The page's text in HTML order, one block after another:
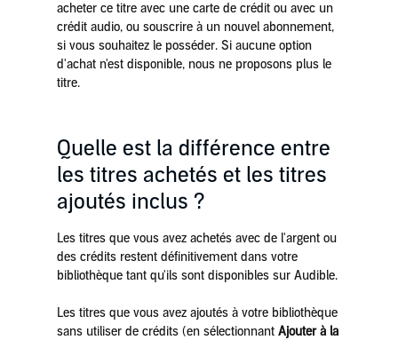
acheter ce titre avec une carte de crédit ou avec un
crédit audio, ou souscrire à un nouvel abonnement,
si vous souhaitez le posséder. Si aucune option
d'achat n'est disponible, nous ne proposons plus le
titre.
Quelle est la différence entre
les titres achetés et les titres
ajoutés inclus ?
Les titres que vous avez achetés avec de l'argent ou
des crédits restent définitivement dans votre
bibliothèque tant qu'ils sont disponibles sur Audible.
Les titres que vous avez ajoutés à votre bibliothèque
sans utiliser de crédits (en sélectionnant Ajouter à la